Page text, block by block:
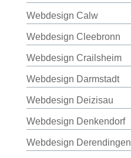
Webdesign Calw
Webdesign Cleebronn
Webdesign Crailsheim
Webdesign Darmstadt
Webdesign Deizisau
Webdesign Denkendorf
Webdesign Derendingen